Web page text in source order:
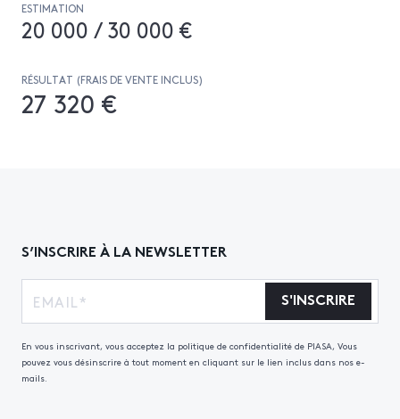
ESTIMATION
20 000 / 30 000 €
RÉSULTAT (FRAIS DE VENTE INCLUS)
27 320 €
S’INSCRIRE À LA NEWSLETTER
S'INSCRIRE
En vous inscrivant, vous acceptez la politique de confidentialité de PIASA, Vous
pouvez vous désinscrire à tout moment en cliquant sur le lien inclus dans nos e-
mails.